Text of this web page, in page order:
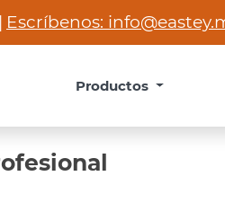
| Escríbenos:
Productos